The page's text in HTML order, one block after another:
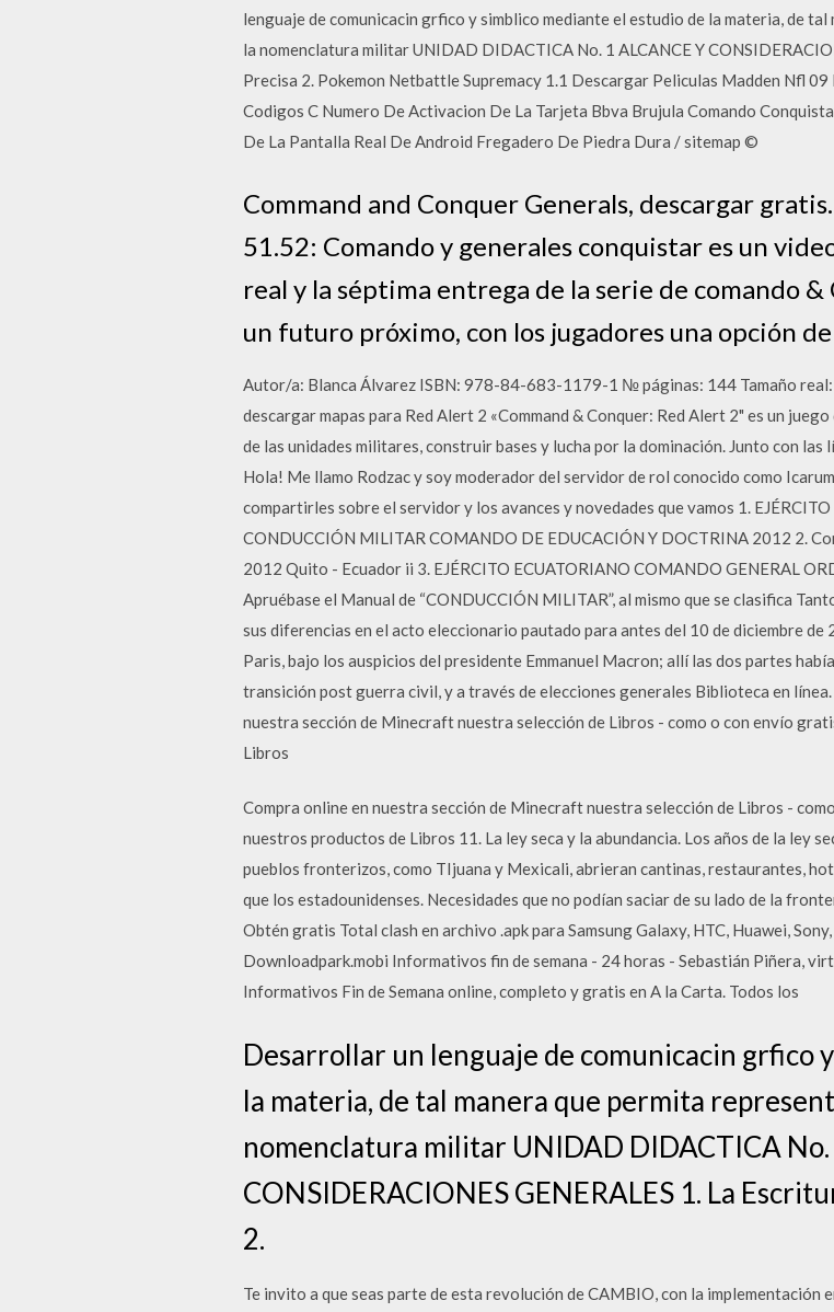
lenguaje de comunicacin grfico y simblico mediante el estudio de la materia, de
la nomenclatura militar UNIDAD DIDACTICA No. 1 ALCANCE Y
Precisa 2. Pokemon Netbattle Supremacy 1.1 Descargar Peliculas Madden Nfl
Codigos C Numero De Activacion De La Tarjeta Bbva Brujula Comando
De La Pantalla Real De Android Fregadero De Piedra Dura / sitemap ©
Command and Conquer Generals, descargar
51.52: Comando y generales conquistar es un
real y la séptima entrega de la serie de comando
un futuro próximo, con los jugadores una opción
Autor/a: Blanca Álvarez ISBN: 978-84-683-1179-1 № páginas: 144 Tamaño real:
descargar mapas para Red Alert 2 «Command & Conquer: Red Alert 2" es un
de las unidades militares, construir bases y lucha por la dominación. Junto con
Hola! Me llamo Rodzac y soy moderador del servidor de rol conocido como
compartirles sobre el servidor y los avances y novedades que vamos 1.
CONDUCCIÓN MILITAR COMANDO DE EDUCACIÓN Y DOCTRINA 2012 2.
2012 Quito - Ecuador ii 3. EJÉRCITO ECUATORIANO COMANDO GENERAL
Apruébase el Manual de “CONDUCCIÓN MILITAR”, al mismo que se clasifica
sus diferencias en el acto eleccionario pautado para antes del 10 de diciembre de
Paris, bajo los auspicios del presidente Emmanuel Macron; allí las dos partes
transición post guerra civil, y a través de elecciones generales Biblioteca en
nuestra sección de Minecraft nuestra selección de Libros - como o con envío
Libros
Compra online en nuestra sección de Minecraft nuestra selección de Libros -
nuestros productos de Libros 11. La ley seca y la abundancia. Los años de la ley
pueblos fronterizos, como TIjuana y Mexicali, abrieran cantinas, restaurantes,
que los estadounidenses. Necesidades que no podían saciar de su lado de la
Obtén gratis Total clash en archivo .apk para Samsung Galaxy, HTC, Huawei,
Downloadpark.mobi Informativos fin de semana - 24 horas - Sebastián Piñera,
Informativos Fin de Semana online, completo y gratis en A la Carta. Todos los
Desarrollar un lenguaje de comunicacin grfico
la materia, de tal manera que permita
nomenclatura militar UNIDAD DIDACTICA No.
CONSIDERACIONES GENERALES 1. La
2.
Te invito a que seas parte de esta revolución de CAMBIO, con la implementación